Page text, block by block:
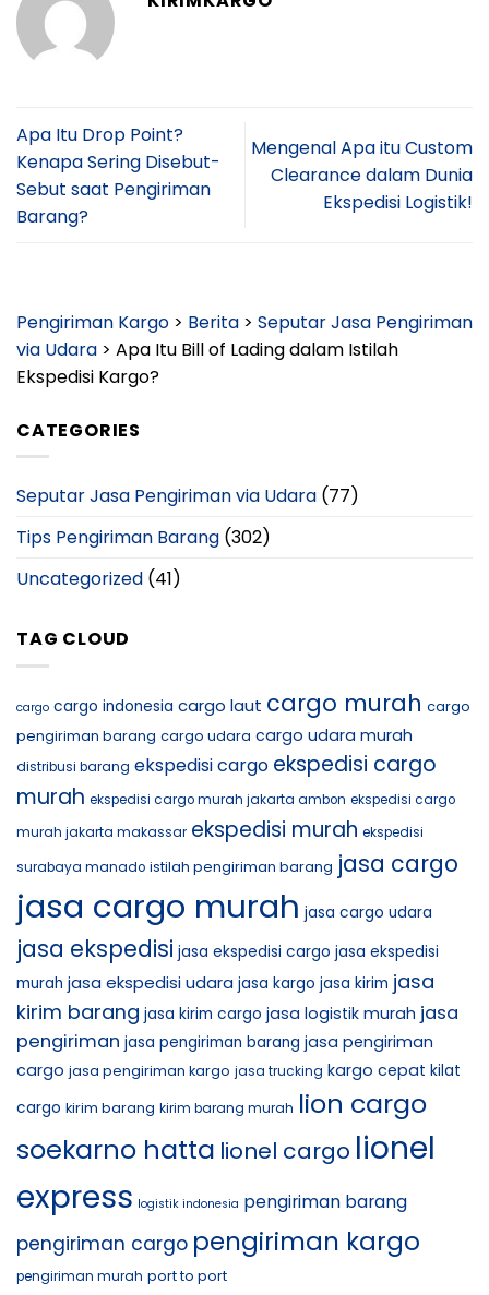
Apa Itu Drop Point?
Kenapa Sering Disebut-
Sebut saat Pengiriman
Barang?
Mengenal Apa itu Custom
Clearance dalam Dunia
Ekspedisi Logistik!
Pengiriman Kargo > Berita > Seputar Jasa Pengiriman
via Udara > Apa Itu Bill of Lading dalam Istilah
Ekspedisi Kargo?
CATEGORIES
Seputar Jasa Pengiriman via Udara (77)
Tips Pengiriman Barang (302)
Uncategorized (41)
TAG CLOUD
cargo cargo indonesia cargo laut cargo murah cargo
pengiriman barang cargo udara cargo udara murah
distribusi barang ekspedisi cargo ekspedisi cargo
murah ekspedisi cargo murah jakarta ambon ekspedisi cargo
murah jakarta makassar ekspedisi murah ekspedisi
surabaya manado istilah pengiriman barang jasa cargo
jasa cargo murah jasa cargo udara
jasa ekspedisi jasa ekspedisi cargo jasa ekspedisi
murah jasa ekspedisi udara jasa kargo jasa kirim jasa
kirim barang jasa kirim cargo jasa logistik murah jasa
pengiriman jasa pengiriman barang jasa pengiriman
cargo jasa pengiriman kargo jasa trucking kargo cepat kilat
cargo kirim barang kirim barang murah lion cargo
soekarno hatta lionel cargo lionel
express logistik indonesia pengiriman barang
pengiriman cargo pengiriman kargo
pengiriman murah port to port